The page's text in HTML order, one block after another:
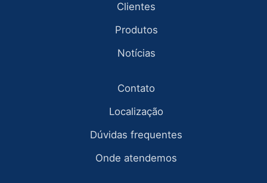
Clientes
Produtos
Notícias
Contato
Localização
Dúvidas frequentes
Onde atendemos